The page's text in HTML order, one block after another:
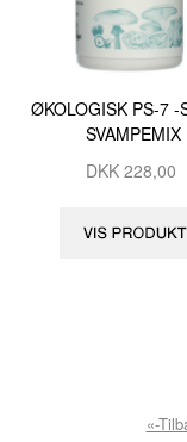
ØKOLOGISK PS-7 -
SVAMPEMIX
DKK 228,00
«-